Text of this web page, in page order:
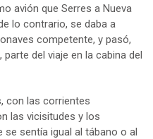
avión que Serres a Nueva
lo contrario, se daba a
competente, y pasó,
del viaje en la cabina del
con las corrientes
las vicisitudes y los
se sentía igual al tábano o al